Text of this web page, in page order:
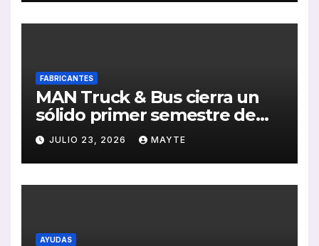
FABRICANTES
MAN Truck & Bus cierra un
sólido primer semestre de
2026 con crecimiento en
ventas, pedidos y
rentabilidad
JULIO 23, 2026 MAYTE
AYUDAS